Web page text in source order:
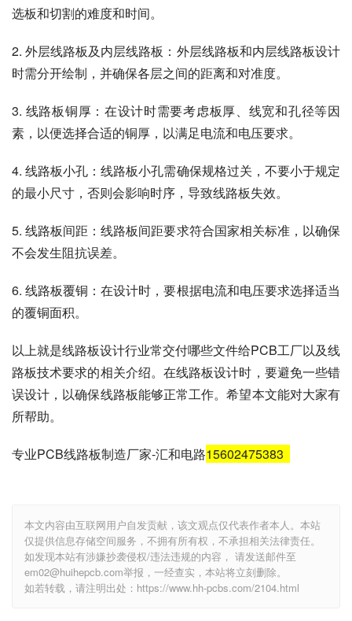
选板和切割的难度和时间。
2. 外层线路板及内层线路板：外层线路板和内层线路板设计
时需分开绘制，并确保各层之间的距离和对准度。
3. 线路板铜厚：在设计时需要考虑板厚、线宽和孔径等因
素，以便选择合适的铜厚，以满足电流和电压要求。
4. 线路板小孔：线路板小孔需确保规格过关，不要小于规定
的最小尺寸，否则会影响时序，导致线路板失效。
5. 线路板间距：线路板间距要求符合国家相关标准，以确保
不会发生阻抗误差。
6. 线路板覆铜：在设计时，要根据电流和电压要求选择适当
的覆铜面积。
以上就是线路板设计行业常交付哪些文件给PCB工厂以及线
路板技术要求的相关介绍。在线路板设计时，要避免一些错
误设计，以确保线路板能够正常工作。希望本文能对大家有
所帮助。
专业PCB线路板制造厂家-汇和电路15602475383
本文内容由互联网用户自发贡献，该文观点仅代表作者本人。本站
仅提供信息存储空间服务，不拥有所有权，不承担相关法律责任。
如发现本站有涉嫌抄袭侵权/违法违规的内容， 请发送邮件至
em02@huihepcb.com举报，一经查实，本站将立刻删除。
如若转载，请注明出处：https://www.hh-pcbs.com/2104.html